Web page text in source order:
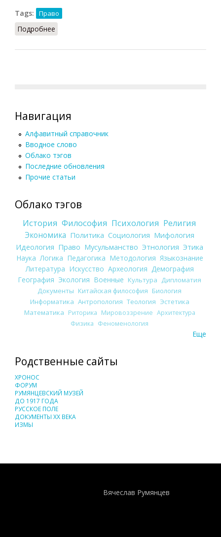
Tags:
Право
Подробнее
Навигация
Алфавитный справочник
Вводное слово
Облако тэгов
Последние обновления
Прочие статьи
Облако тэгов
История Философия Психология Религия
Экономика Политика Социология Мифология
Идеология Право Мусульманство Этнология Этика
Наука Логика Педагогика Методология Языкознание
Литература Искусство Археология Демография
География Экология Военные Культура
Дипломатия
Документы Китайская философия Биология
Информатика Антропология Теология Эстетика
Математика Риторика Мировоззрение Архитектура
Физика Феноменология
Еще
Родственные сайты
ХРОНОС
ФОРУМ
РУМЯНЦЕВСКИЙ МУЗЕЙ
ДО 1917 ГОДА
РУССКОЕ ПОЛЕ
ДОКУМЕНТЫ XX ВЕКА
ИЗМЫ
Вячеслав Румянцев